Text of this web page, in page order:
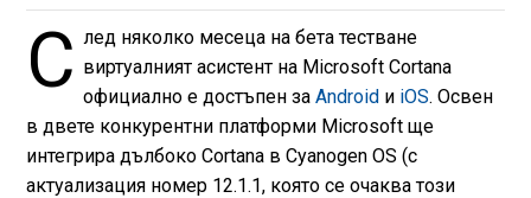
С лед няколко месеца на бета тестване
виртуалният асистент на Microsoft Cortana
официално е достъпен заAndroid и iOS. Освен
в двете конкурентни платформи Microsoft ще
интегрира дълбоко Cortana в Cyanogen OS (с
актуализация номер 12.1.1, която се очаква този